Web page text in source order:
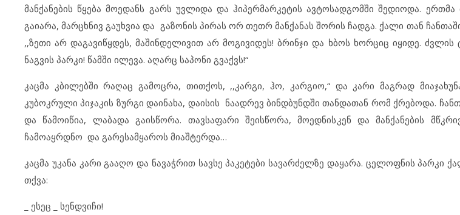
მანქანების წყება მოედანს გარს უვლიდა და ჰიპერმარკეტის ავტოსადგომში შედიოდა.
გაიარა, მარცხნივ გაუხვია და გაზონის პირას ორ თეთრ მანქანას შორის ჩადგა. ქალი თან
,,ზეთი არ დაგავიწყდეს, მაშინდელივით არ მოგივიდეს! ბრინჯი და ხბოს ხორციც იყიდე. ძვლის
ნაგვის პარკი! წამში ილევა. აღარც საპონი გვაქვს!“
კაცმა კბილებში რაღაც გამოცრა, თითქოს, ,,კარგი, ჰო, კარგიო,“ და კარი მაგრად
კუბოკრული პიჯაკის ზურგი დაინახა, დაისის ნაადრევ ბინდბუნდში თანდათან რომ ქრებოდა.
და წამოიწია, ლაბადა გაისწორა. თავსაფარი შეისწორა, მოედნისკენ და მანქანების
ჩამოაყრდნო და გარესამყაროს მიაშტერდა…
კაცმა უკანა კარი გააღო და ნავაჭრით სავსე პაკეტები სავარძელზე დაყარა. ცელოფნის პარკი
თქვა:
_ ესეც _ სენდვიჩი!